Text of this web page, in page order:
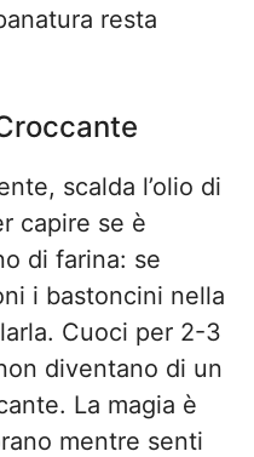
resta
scalda l’olio di
capire se è
di farina: se
i bastoncini nella
Cuoci per 2-3
diventano di un
La magia è
mentre senti